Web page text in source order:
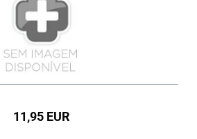
11,95 EUR